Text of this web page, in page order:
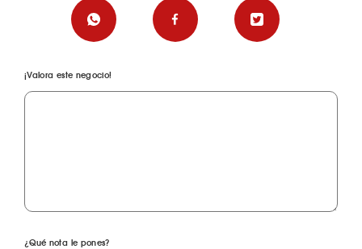
¡Valora este negocio!
¿Qué nota le pones?